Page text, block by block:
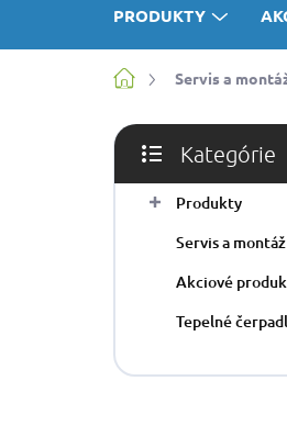
PRODUKTY
DomovServis a
B
č
Preskočiť
kategórie
Kategórie
Produkty
Servis a
Akciové
Tepelné